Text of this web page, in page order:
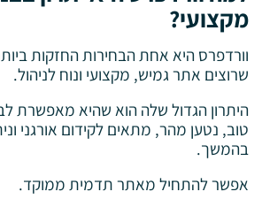
מקצועי?
וורדפרס היא אחת הבחירות החזקות
שרוצים אתר גמיש, מקצועי ונוח לניהול.
היתרון הגדול שלה הוא שהיא מאפשרת
טוב, נטען מהר, מתאים לקידום אורגני
בהמשך.
אפשר להתחיל מאתר תדמית ממוקד.